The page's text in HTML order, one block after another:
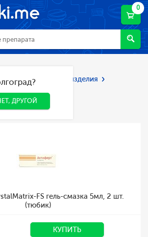
0
ДРУГОЙ
ДРУГОЙ
Мед. приборы и изделия
FS гель-смазка 5мл, 2 шт.
(тюбик)
КУПИТЬ